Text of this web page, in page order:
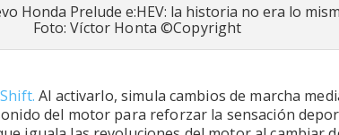
Foto: Víctor Honta ©Copyright
Al activarlo, simula cambios de marcha
del motor para reforzar la sensación